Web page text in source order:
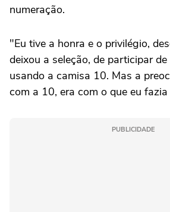
numeração.
"Eu tive a honra e o privilégio,
deixou a seleção, de participar
usando a camisa 10. Mas a
com a 10, era com o que eu
PUBLICIDADE